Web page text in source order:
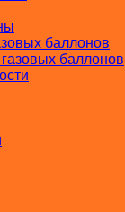
баллонов